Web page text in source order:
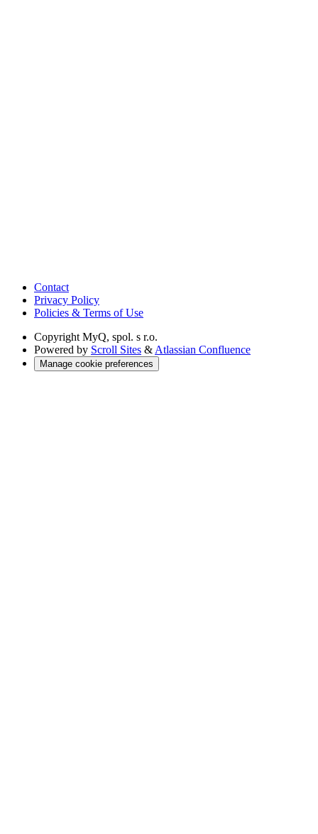
Contact
Privacy Policy
Policies & Terms of Use
Copyright MyQ, spol. s r.o.
Powered by Scroll Sites &Atlassian Confluence
Manage cookie preferences